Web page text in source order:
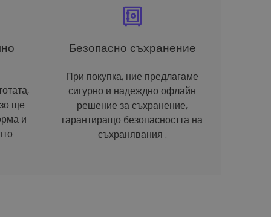
ще
и
Безопасно съхранение
При покупка, ние предлагаме
сигурно и надеждно офлайн
решение за съхранение,
гарантиращо безопасността на
съхранявания .